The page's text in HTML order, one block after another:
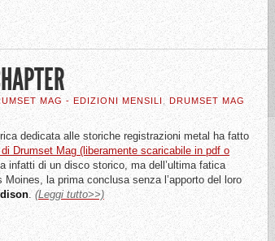
MAG - EDIZIONI MENSILI, DRUMSET MAG
dedicata alle storiche registrazioni metal ha fatto
Drumset Mag (liberamente scaricabile in pdf o
infatti di un disco storico, ma dell’ultima fatica
Moines, la prima conclusa senza l’apporto del loro
. (Leggi tutto>>)